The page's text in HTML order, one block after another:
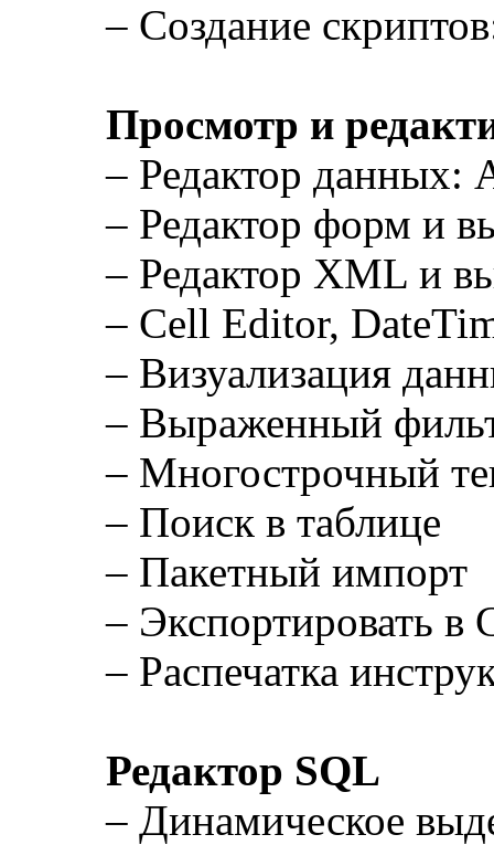
– Создание
Просмотр и
– Редактор данных:
– Редактор форм и
– Редактор XML и
– Cell Editor,
– Визуализация
– Выраженный
– Многострочный
– Поиск в таблице
– Пакетный импорт
– Экспортировать
– Распечатка
Редактор SQL
– Динамическое